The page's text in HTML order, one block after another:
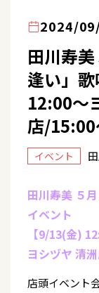
2024/
田川寿
逢い」
12:00～
店/15:00
イベント
田川寿美 ５
イベント
【9/13(金)
ヨシヅヤ 清洲
店頭イベント